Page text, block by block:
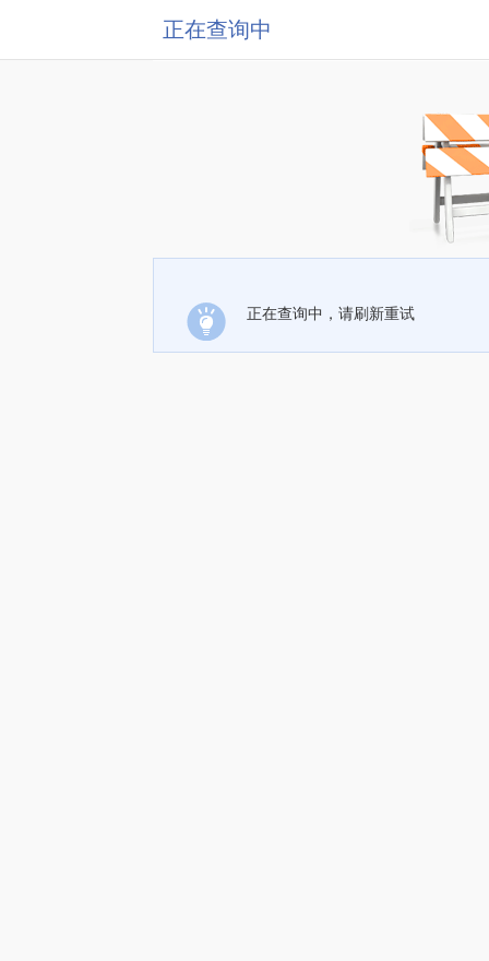
正在查询中
正在查询中，请刷新重试